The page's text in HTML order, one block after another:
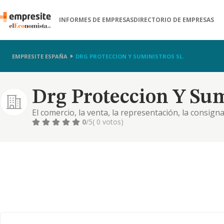
INFORMES DE EMPRESASDIRECTORIO DE EMPRESAS
EMPRESITE ESPAÑA DRG PROTECCION Y SUMINISTROS SL.
Drg Proteccion Y
El comercio, la venta, la representación, la
comercio, así como la exportación e importación
0/5( 0 votos)